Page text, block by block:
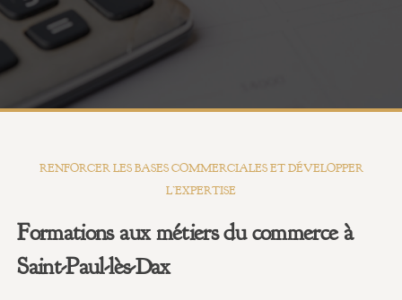
RENFORCER LES BASES COMMERCIALES ET DÉVELOPPER
L’EXPERTISE
Formations aux métiers du commerce à
Saint-Paul-lès-Dax